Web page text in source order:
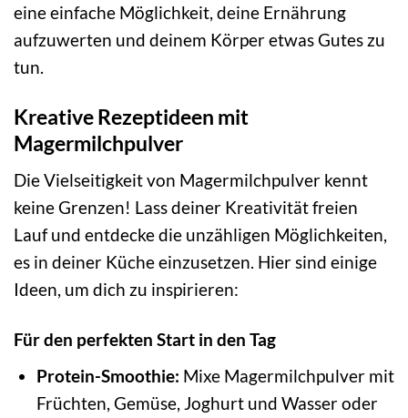
eine einfache Möglichkeit, deine Ernährung
aufzuwerten und deinem Körper etwas Gutes zu
tun.
Kreative Rezeptideen mit
Magermilchpulver
Die Vielseitigkeit von Magermilchpulver kennt
keine Grenzen! Lass deiner Kreativität freien
Lauf und entdecke die unzähligen Möglichkeiten,
es in deiner Küche einzusetzen. Hier sind einige
Ideen, um dich zu inspirieren:
Für den perfekten Start in den Tag
Protein-Smoothie: Mixe Magermilchpulver mit
Früchten, Gemüse, Joghurt und Wasser oder